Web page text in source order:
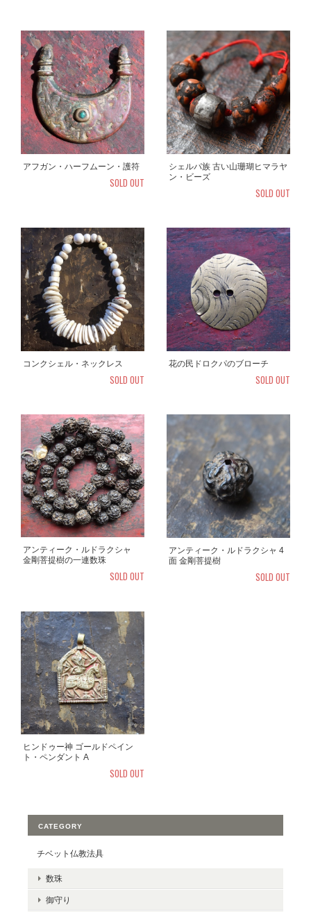
アフガン・ハーフムーン・護符
SOLD OUT
シェルパ族 古い山珊瑚ヒマラヤ
ン・ビーズ
SOLD OUT
コンクシェル・ネックレス
SOLD OUT
花の民ドロクパのブローチ
SOLD OUT
アンティーク・ルドラクシャ
金剛菩提樹の一連数珠
SOLD OUT
アンティーク・ルドラクシャ 4
面 金剛菩提樹
SOLD OUT
ヒンドゥー神 ゴールドペイン
ト・ペンダント A
SOLD OUT
CATEGORY
チベット仏教法具
数珠
御守り